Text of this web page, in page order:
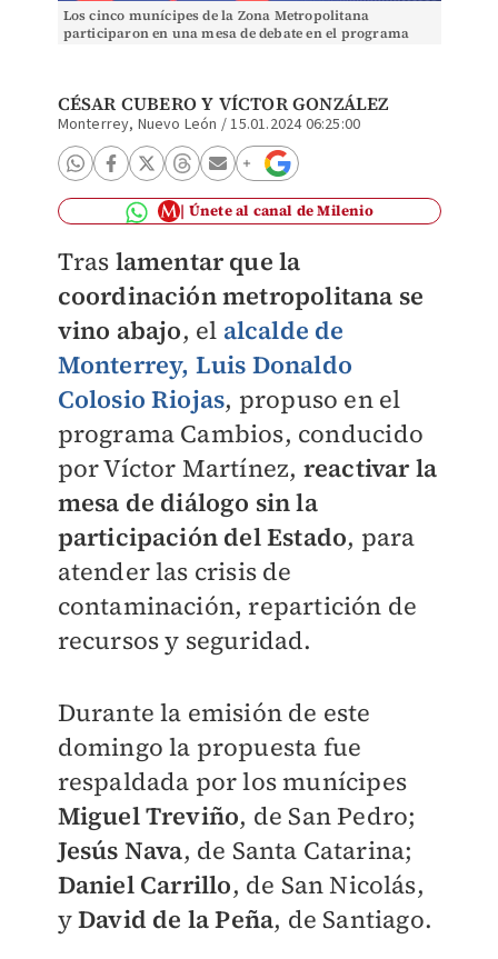
Los cinco munícipes de la Zona Metropolitana
participaron en una mesa de debate en el programa
CÉSAR CUBEROY VÍCTOR GONZÁLEZ
Monterrey, Nuevo León /15.01.2024 06:25:00
Únete al canal de Milenio
Tras lamentar que la
coordinación metropolitana se
vino abajo, el alcalde de
Monterrey, Luis Donaldo
Colosio Riojas, propuso en el
programa Cambios, conducido
por Víctor Martínez, reactivar la
mesa de diálogo sin la
participación del Estado, para
atender las crisis de
contaminación, repartición de
recursos y seguridad.
Durante la emisión de este
domingo la propuesta fue
respaldada por los munícipes
Miguel Treviño, de San Pedro;
Jesús Nava, de Santa Catarina;
Daniel Carrillo, de San Nicolás,
yDavid de la Peña, de Santiago.